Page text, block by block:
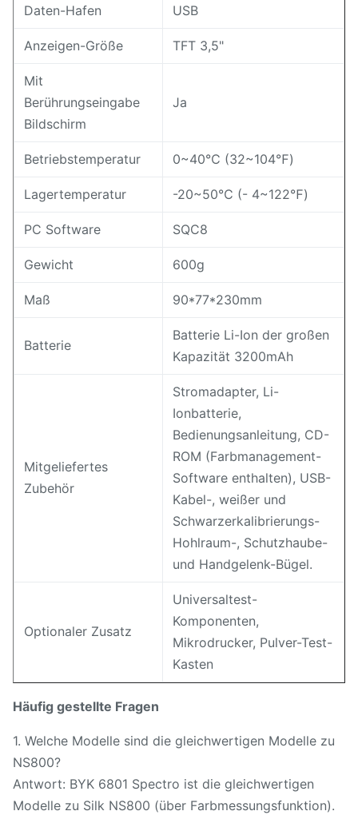
Daten-Hafen USB
Anzeigen-Größe TFT 3,5"
Mit
Berührungseingabe
Bildschirm
Ja
Betriebstemperatur 0~40℃ (32~104℉)
Lagertemperatur -20~50℃ (- 4~122℉)
PC Software SQC8
Gewicht 600g
Maß 90*77*230mm
Batterie
Batterie Li-Ion der großen
Kapazität 3200mAh
Mitgeliefertes
Zubehör
Stromadapter, Li-
Ionbatterie,
Bedienungsanleitung, CD-
ROM (Farbmanagement-
Software enthalten), USB-
Kabel-, weißer und
Schwarzerkalibrierungs-
Hohlraum-, Schutzhaube-
und Handgelenk-Bügel.
Optionaler Zusatz
Universaltest-
Komponenten,
Mikrodrucker, Pulver-Test-
Kasten
Häufig gestellte Fragen
1. Welche Modelle sind die gleichwertigen Modelle zu
NS800?
Antwort: BYK 6801 Spectro ist die gleichwertigen
Modelle zu Silk NS800 (über Farbmessungsfunktion).